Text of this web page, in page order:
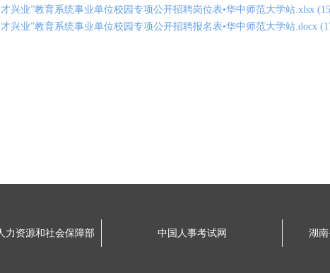
兴业”教育系统事业单位校园专项公开招聘岗位表•华中师范大学站.xlsx
兴业”教育系统事业单位校园专项公开招聘报名表•华中师范大学站.docx
力资源和社会保障部 中国人事考试网 湖